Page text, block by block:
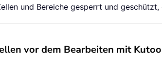
und Bereiche gesperrt und
vor dem Bearbeiten mit